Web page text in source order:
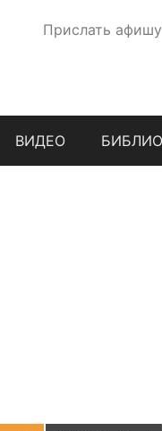
Прислать афишу
ВИДЕО